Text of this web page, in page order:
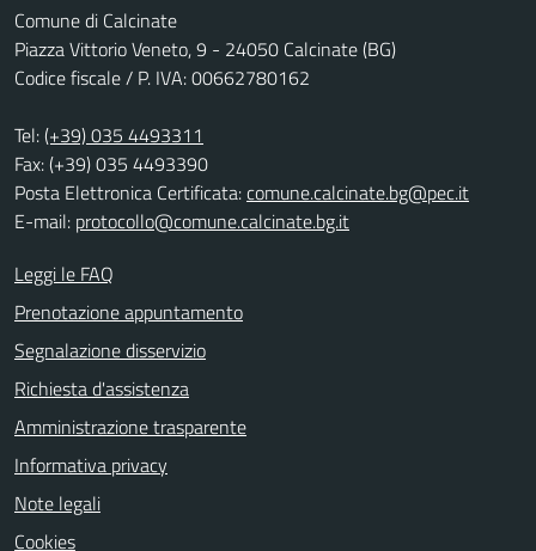
Comune di Calcinate
Piazza Vittorio Veneto, 9 - 24050 Calcinate (BG)
Codice fiscale / P. IVA: 00662780162
Tel:(+39) 035 4493311
Fax: (+39) 035 4493390
Posta Elettronica Certificata:comune.calcinate.bg@pec.it
E-mail: protocollo@comune.calcinate.bg.it
Leggi le FAQ
Prenotazione appuntamento
Segnalazione disservizio
Richiesta d'assistenza
Amministrazione trasparente
Informativa privacy
Note legali
Cookies